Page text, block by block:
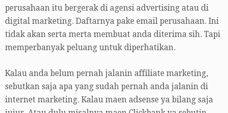
perusahaan itu bergerak di agensi advertising atau di
digital marketing. Daftarnya pake email perusahaan. Ini
tidak akan serta merta membuat anda diterima sih. Tapi
memperbanyak peluang untuk diperhatikan.
Kalau anda belum pernah jalanin affiliate marketing,
sebutkan saja apa yang sudah pernah anda jalanin di
internet marketing. Kalau maen adsense ya bilang saja